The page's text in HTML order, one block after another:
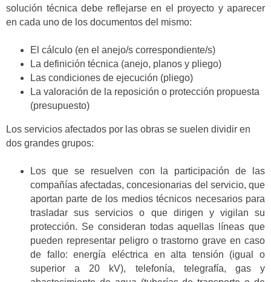
solución técnica debe reflejarse en el proyecto y aparecer
en cada uno de los documentos del mismo:
El cálculo (en el anejo/s correspondiente/s)
La definición técnica (anejo, planos y pliego)
Las condiciones de ejecución (pliego)
La valoración de la reposición o protección propuesta
(presupuesto)
Los servicios afectados por las obras se suelen dividir en
dos grandes grupos:
Los que se resuelven con la participación de las
compañías afectadas, concesionarias del servicio, que
aportan parte de los medios técnicos necesarios para
trasladar sus servicios o que dirigen y vigilan su
protección. Se consideran todas aquellas líneas que
pueden representar peligro o trastorno grave en caso
de fallo: energía eléctrica en alta tensión (igual o
superior a 20 kV), telefonía, telegrafía, gas y